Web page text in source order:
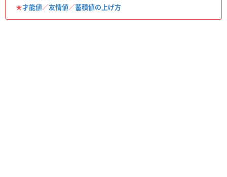
★才能値／友情値／蓄積値の上げ方